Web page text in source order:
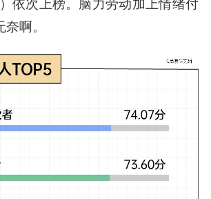
啊。